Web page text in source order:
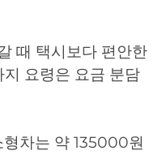
때 택시보다 편안한
요령은 요금 분담
차는 약 135000원